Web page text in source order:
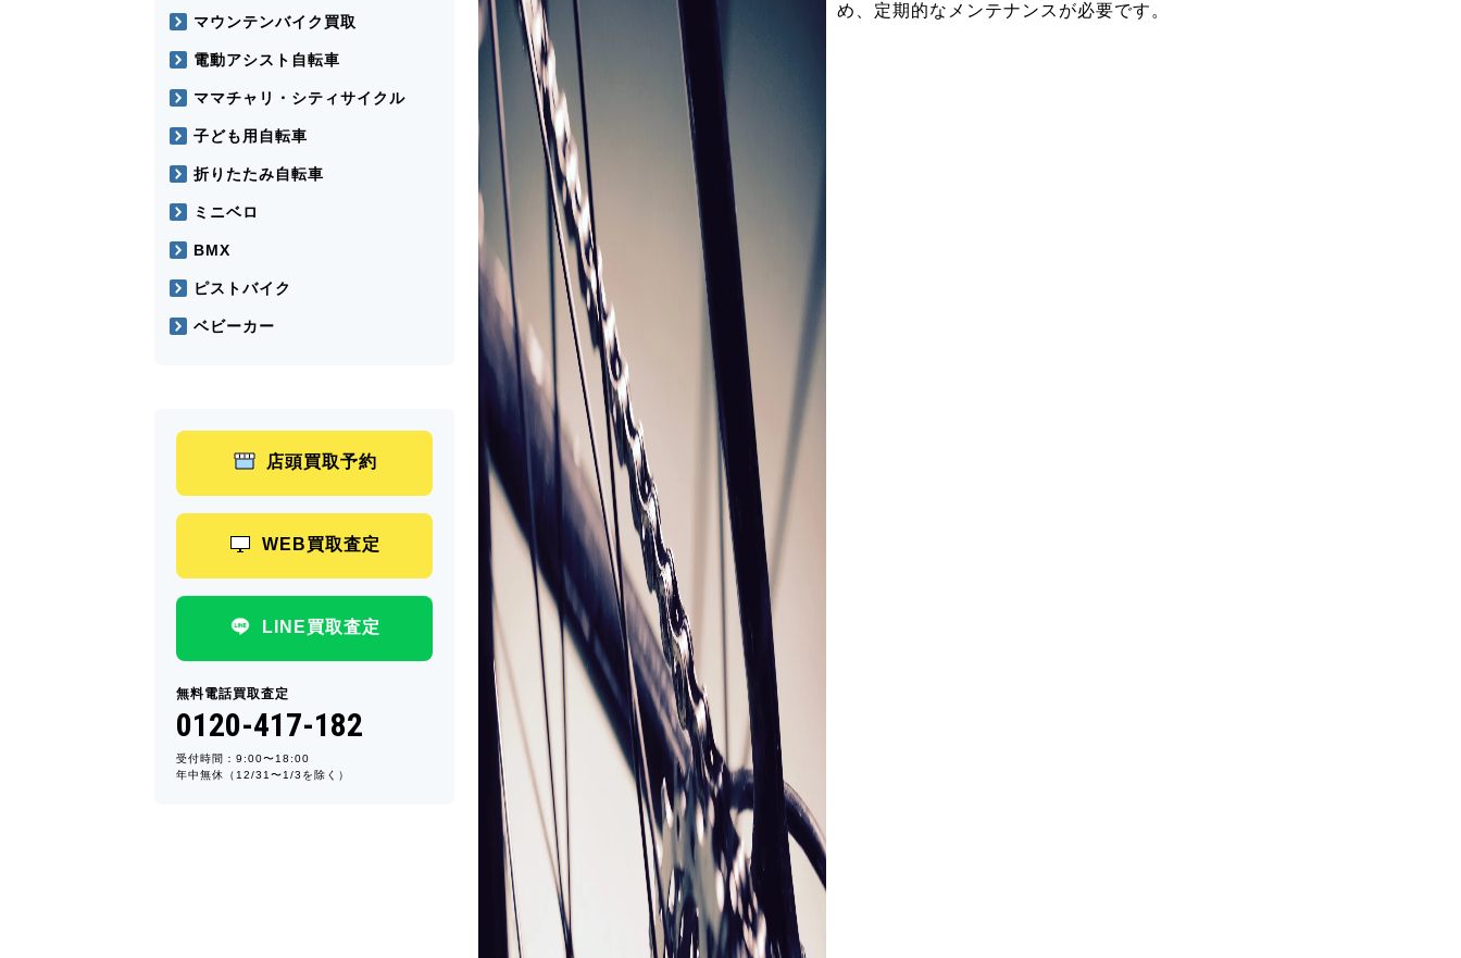
め、定期的なメンテナンスが必要です。
マウンテンバイク買取
電動アシスト自転車
ママチャリ・シティサイクル
子ども用自転車
折りたたみ自転車
ミニベロ
BMX
ピストバイク
ベビーカー
店頭買取予約
WEB買取査定
LINE買取査定
無料電話買取査定
0120-417-182
受付時間：9:00〜18:00
年中無休（12/31〜1/3を除く）